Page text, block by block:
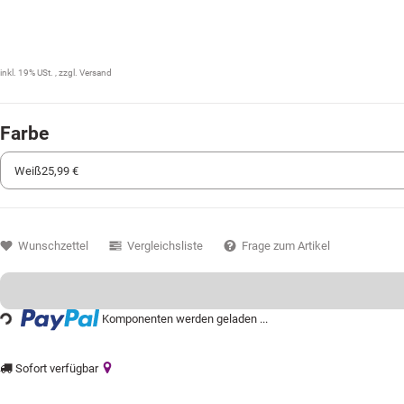
inkl. 19% USt. , zzgl. Versand
Farbe
Loading... Komponenten werden geladen ...
Sofort verfügbar
Wunschzettel Vergleichsliste Frage zum Artikel